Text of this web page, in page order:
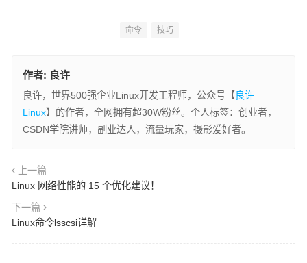
命令 技巧
作者: 良许
良许，世界500强企业Linux开发工程师，公众号【 良许
Linux】的作者，全网拥有超30W粉丝。个人标签：创业者，
CSDN学院讲师，副业达人，流量玩家，摄影爱好者。
上一篇
Linux 网络性能的 15 个优化建议！
下一篇
Linux命令lsscsi详解